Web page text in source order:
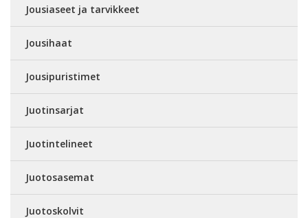
Jousiaseet ja tarvikkeet
Jousihaat
Jousipuristimet
Juotinsarjat
Juotintelineet
Juotosasemat
Juotoskolvit